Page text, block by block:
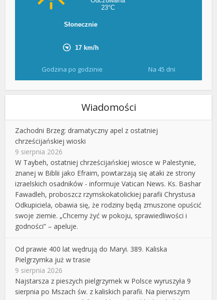
Godzina po godzinie Na 45 dni
Wiadomości
Zachodni Brzeg: dramatyczny apel z ostatniej
chrześcijańskiej wioski
9 sierpnia 2026
W Taybeh, ostatniej chrześcijańskiej wiosce w Palestynie,
znanej w Biblii jako Efraim, powtarzają się ataki ze strony
izraelskich osadników - informuje Vatican News. Ks. Bashar
Fawadleh, proboszcz rzymskokatolickiej parafii Chrystusa
Odkupiciela, obawia się, że rodziny będą zmuszone opuścić
swoje ziemie. „Chcemy żyć w pokoju, sprawiedliwości i
godności” – apeluje.
Od prawie 400 lat wędrują do Maryi. 389. Kaliska
Pielgrzymka już w trasie
9 sierpnia 2026
Najstarsza z pieszych pielgrzymek w Polsce wyruszyła 9
sierpnia po Mszach św. z kaliskich parafii. Na pierwszym